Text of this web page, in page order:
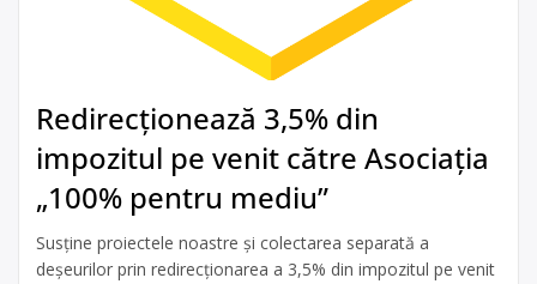
Redirecționează 3,5% din
impozitul pe venit către Asociația
„100% pentru mediu”
Susține proiectele noastre și colectarea separată a
deșeurilor prin redirecționarea a 3,5% din impozitul pe venit